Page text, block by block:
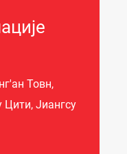
Товн,
Цити, Јиангсу